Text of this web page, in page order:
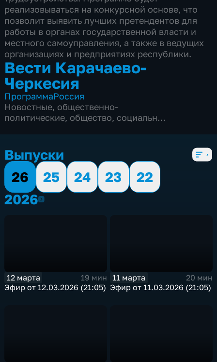
реализовываться на конкурсной основе, что
позволит выявить лучших претендентов для
работы в органах государственной власти и
местного самоуправления, а также в ведущих
организациях и предприятиях республики.
Вести Карачаево-
Черкесия
ПрограммаРоссия
Новостные, общественно-
политические, общество, социально-
Выпуски
26
25 24 23
22
20262026
12 марта
19 мин
Эфир от 12.03.2026 (21:05)
11 марта
20 мин
Эфир от 11.03.2026 (21:05)